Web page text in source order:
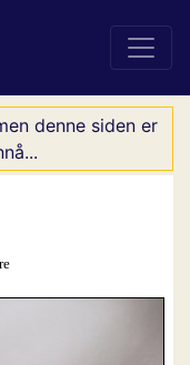
denne siden er